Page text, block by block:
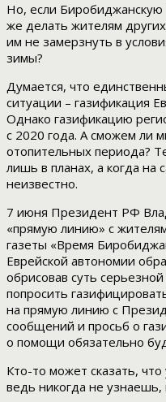
Но, если
же делать жителям
им не замерзнуть в
зимы?
Думается, что
ситуации – газификация
Однако газификацию
с 2020 года. А сможем ли
отопительных периода?
лишь в планах, а когда на
неизвестно.
7 июня Президент РФ
«прямую линию» с
газеты «Время
Еврейской автономии
обрисовав суть
попросить
на прямую линию с
сообщений и просьб о
о помощи обязательно
Кто-то может сказать,
ведь никогда не